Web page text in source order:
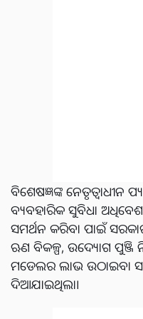
ବିଶେଷଜ୍ଞଙ୍କ ନେତୃତ୍ୱାଧୀନ
ବ୍ୟବହାରିକ ସୁବିଧା
ସମର୍ଥନ କରିବା ପାଇଁ
ଋଣ ବିକଳ୍ପ, ଉଦ୍ୟୋଗ ପୁଞ୍ଜି
ମଡେଲର ଲାଭ ଉଠାଇବା
ଦିଆଯାଇଥିଲା।